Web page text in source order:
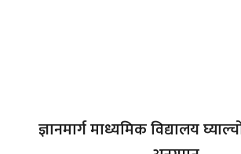
ज्ञानमार्ग माध्यमिक विद्यालय